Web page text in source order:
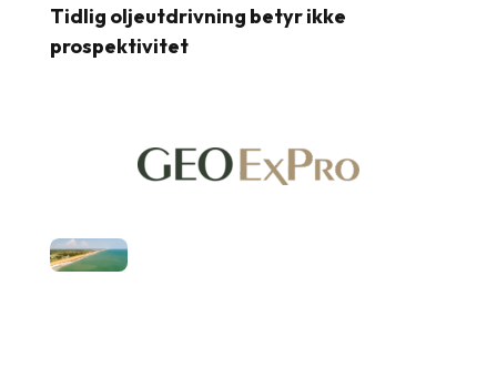
Tidlig oljeutdrivning betyr ikke
prospektivitet